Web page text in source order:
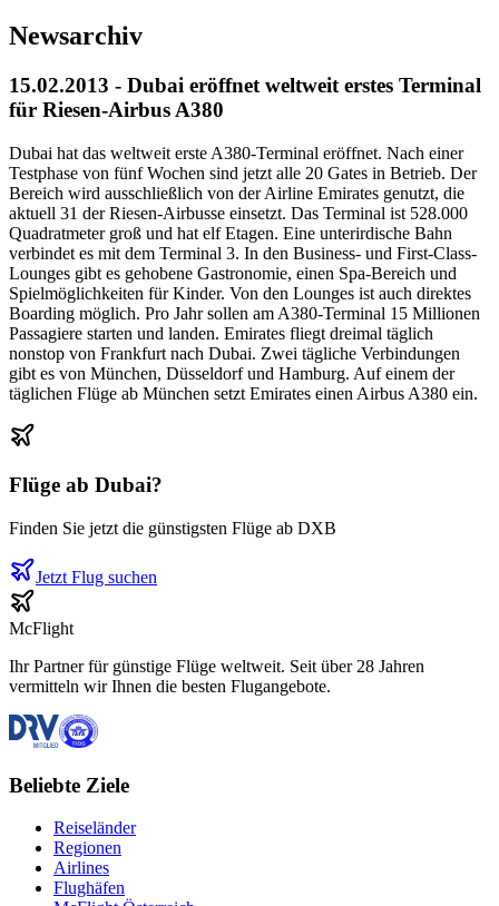
Newsarchiv
15.02.2013 - Dubai eröffnet weltweit erstes Terminal
für Riesen-Airbus A380
Dubai hat das weltweit erste A380-Terminal eröffnet. Nach einer
Testphase von fünf Wochen sind jetzt alle 20 Gates in Betrieb. Der
Bereich wird ausschließlich von der Airline Emirates genutzt, die
aktuell 31 der Riesen-Airbusse einsetzt. Das Terminal ist 528.000
Quadratmeter groß und hat elf Etagen. Eine unterirdische Bahn
verbindet es mit dem Terminal 3. In den Business- und First-Class-
Lounges gibt es gehobene Gastronomie, einen Spa-Bereich und
Spielmöglichkeiten für Kinder. Von den Lounges ist auch direktes
Boarding möglich. Pro Jahr sollen am A380-Terminal 15 Millionen
Passagiere starten und landen. Emirates fliegt dreimal täglich
nonstop von Frankfurt nach Dubai. Zwei tägliche Verbindungen
gibt es von München, Düsseldorf und Hamburg. Auf einem der
täglichen Flüge ab München setzt Emirates einen Airbus A380 ein.
Flüge ab Dubai?
Finden Sie jetzt die günstigsten Flüge ab DXB
Jetzt Flug suchen
McFlight
Ihr Partner für günstige Flüge weltweit. Seit über 28 Jahren
vermitteln wir Ihnen die besten Flugangebote.
Beliebte Ziele
Reiseländer
Regionen
Airlines
Flughäfen